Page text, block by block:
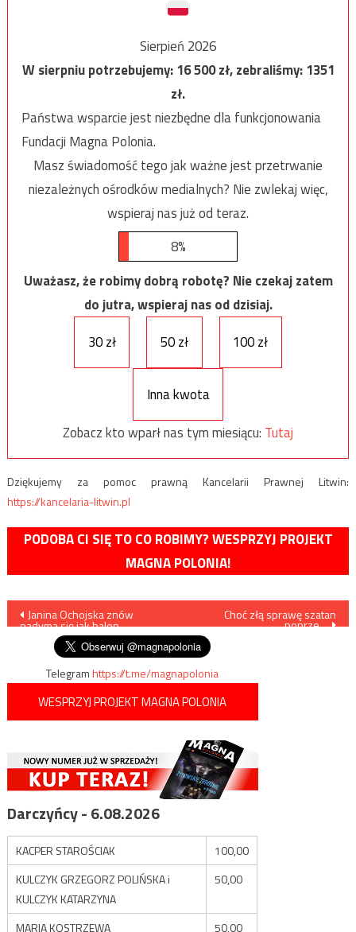
Sierpień 2026
W sierpniu potrzebujemy:16 500zł, zebraliśmy:1351
zł.
Państwa wsparcie jest niezbędne dla funkcjonowania
Fundacji Magna Polonia.
Masz świadomość tego jak ważne jest przetrwanie
niezależnych ośrodków medialnych? Nie zwlekaj więc,
wspieraj nas już od teraz.
8%
Uważasz, że robimy dobrą robotę? Nie czekaj zatem
do jutra, wspieraj nas od dzisiaj.
30 zł
50 zł 100 zł
Inna kwota
Zobacz kto wparł nas tym miesiącu: Tutaj
Dziękujemy za pomoc prawną Kancelarii Prawnej Litwin:
https://kancelaria-litwin.pl
PODOBA CI SIĘ TO CO ROBIMY? WESPRZYJ PROJEKT
MAGNA POLONIA!
Nawigacja
wpisu
Janina Ochojska znów
nadyma się jak balon…
Choć złą sprawę szatan
poprze…
Telegramhttps://t.me/magnapolonia
WESPRZYJ PROJEKT MAGNA POLONIA
Darczyńcy - 6.08.2026
KACPER STAROŚCIAK
100,00
KULCZYK GRZEGORZ POLIŃSKA i
KULCZYK KATARZYNA
50,00
MARIA KOSTRZEWA 50,00